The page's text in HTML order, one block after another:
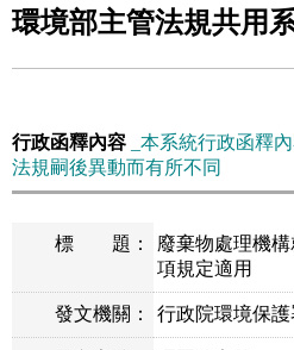
環境部主管法規共用
行政函釋內容
_本系統行政函釋
法規嗣後異動而有所不同
標 題：
廢棄物處理機
項規定適用
發文機關： 行政院環境保護